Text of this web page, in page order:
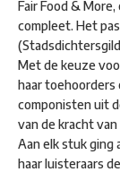
Fair Food &
compleet. Het
Met de keuze
haar toehoorders
componisten uit
van de kracht
Aan elk stuk ging
haar luisteraars